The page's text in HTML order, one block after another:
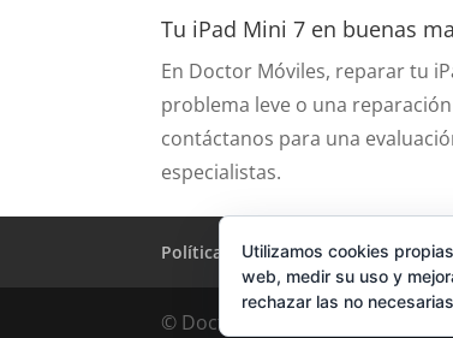
Tu iPad Mini 7 en buenas
En Doctor Móviles, reparar tu
problema leve o una
contáctanos para una
especialistas.
Política de Cookies
© DoctorMoviles.com | Sitio
Utilizamos cookies
web, medir su uso y
rechazar las no